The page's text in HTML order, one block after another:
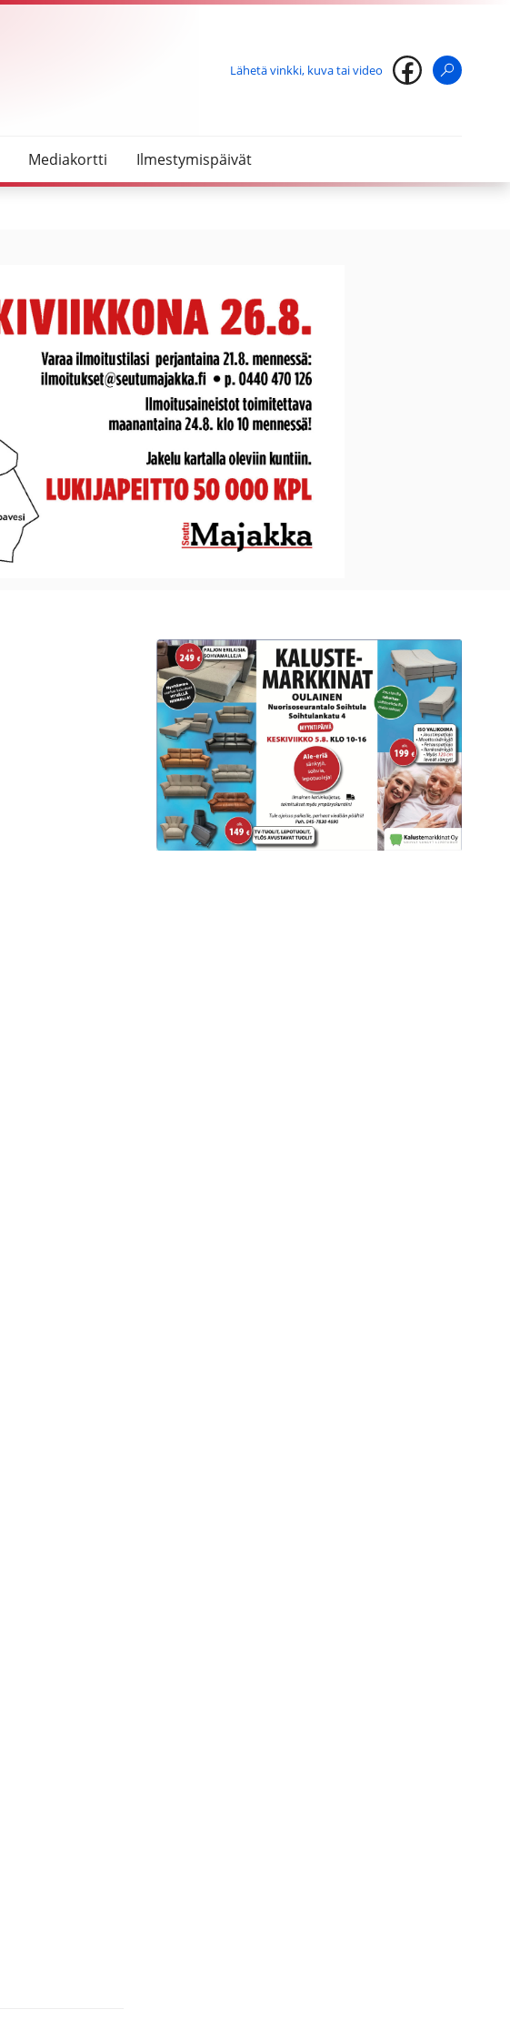
Lähetä vinkki, kuva tai video
Mediakortti Ilmestymispäivät